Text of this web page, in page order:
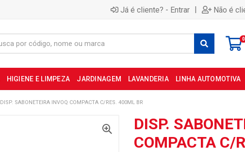
Já é cliente? - Entrar | Não é
0
HIGIENE E LIMPEZA JARDINAGEM LAVANDERIA LINHA AUTOMOTIVA
DISP. SABONETEIRA INVOQ COMPACTA C/RES. 400ML BR
DISP.
COMPACTA C/